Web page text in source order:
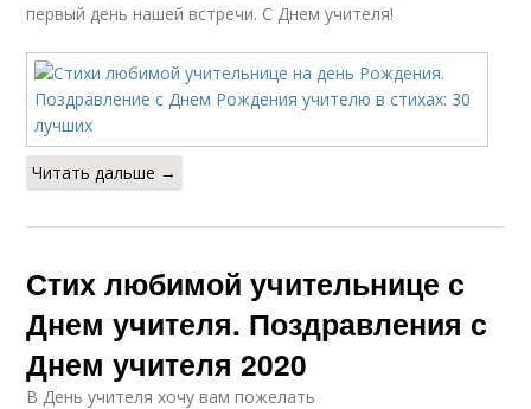
первый день нашей встречи. С Днем учителя!
Читать дальше →
Стих любимой учительнице с
Днем учителя. Поздравления с
Днем учителя 2020
В День учителя хочу вам пожелать